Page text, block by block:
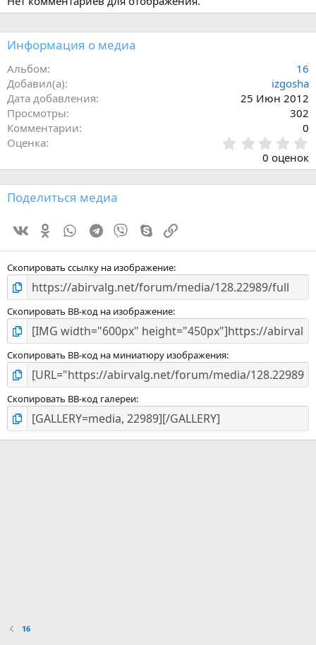
Информация о медиа
Альбом
16
Добавил(а)
izgosha
Дата добавления
25 Июн 2012
Просмотры
302
Комментарии
0
Оценка
.
0
0
0 оценок
Поделиться медиа
Ok WhatsAppTelegram
Viber SkypeСсылка
Скопировать ссылку на изображение
Скопировать BB-код на изображение
Скопировать BB-код на миниатюру изображения
Скопировать BB-код галереи
16